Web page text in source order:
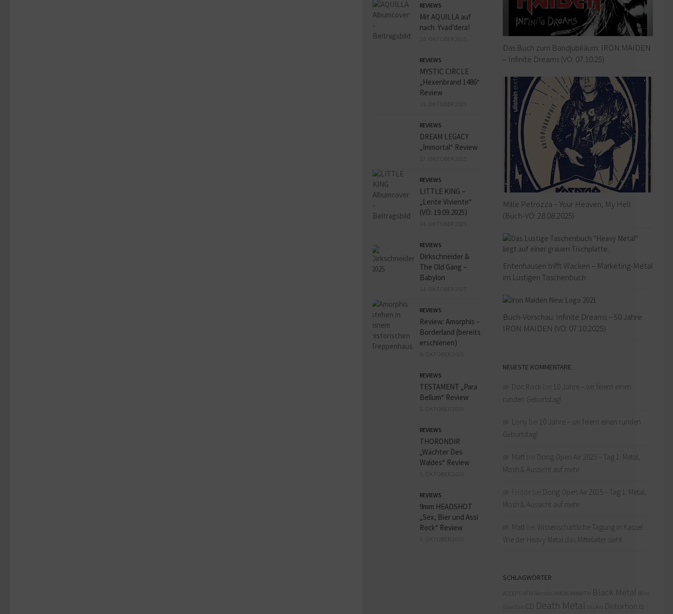
Das Buch zum Bandjubiläum: IRON MAIDEN
– Infinite Dreams (VÖ: 07.10.25)
Mille Petrozza – Your Heaven, My Hell
(Buch-VÖ: 28.08.2025)
Entenhausen trifft Wacken – Marketing-Metal
im Lustigen Taschenbuch
Buch-Vorschau: Infinite Dreams – 50 Jahre
IRON MAIDEN (VÖ: 07.10.2025)
NEUESTE KOMMENTARE
Doc Rock
10 Jahre – wir feiern einen
runden Geburtstag!
Lony
10 Jahre – wir feiern einen runden
Geburtstag!
Matt
Dong Open Air 2025 – Tag 1: Metal,
Mosh & Aussicht auf mehr
Dong Open Air 2025 – Tag 1: Metal,
Mosh & Aussicht auf mehr
Matt
Wissenschaftliche Tagung in Kassel:
Wie der Heavy Metal das Mittelalter sieht
SCHLAGWÖRTER
ACCEPT AFM Records AMON AMARTH Black Metal
Blind
CD Death Metal
Distortion is
REVIEWS
Mit AQUILLA auf
nach Yvad’dera!
REVIEWS
MYSTIC CIRCLE
„Hexenbrand 1486“
Review
REVIEWS
DREAM LEGACY
„Immortal“ Review
REVIEWS
LITTLE KING –
„Lente Viviente“
(VÖ: 19.09.2025)
REVIEWS
Dirkschneider &
The Old Gang –
Babylon
REVIEWS
Review: Amorphis –
Borderland (bereits
erschienen)
REVIEWS
TESTAMENT „Para
Bellum“ Review
REVIEWS
THORONDIR
„Wächter Des
Waldes“ Review
REVIEWS
9mm HEADSHOT
„Sex, Bier und Assi
Rock“ Review